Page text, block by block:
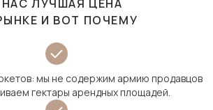
НАС ЛУЧШАЯ ЦЕНА
И ВОТ ПОЧЕМУ
мы не содержим армию продавцов
гектары арендных площадей.